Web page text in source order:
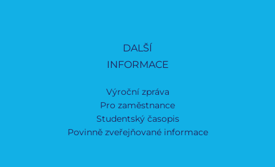
DALŠÍ
INFORMACE
Výroční zpráva
Pro zaměstnance
Studentský časopis
Povinně zveřejňované informace